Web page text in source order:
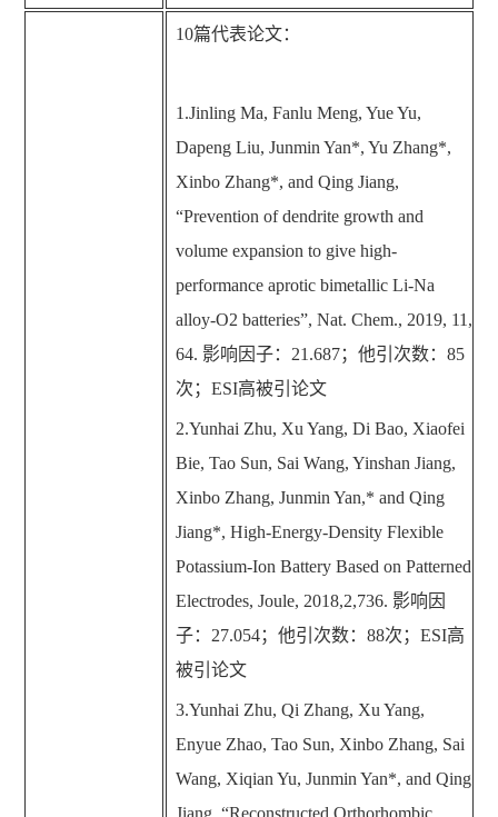
10篇代表论文：
1.Jinling Ma, Fanlu Meng, Yue Yu,
Dapeng Liu, Junmin Yan*, Yu Zhang*,
Xinbo Zhang*, and Qing Jiang,
“Prevention of dendrite growth and
volume expansion to give high-
performance aprotic bimetallic Li-Na
alloy-O2 batteries”, Nat. Chem., 2019, 11,
64. 影响因子： 21.687；他引次数： 85
次； ESI高被引论文
2.Yunhai Zhu, Xu Yang, Di Bao, Xiaofei
Bie, Tao Sun, Sai Wang, Yinshan Jiang,
Xinbo Zhang, Junmin Yan,* and Qing
Jiang*, High-Energy-Density Flexible
Potassium-Ion Battery Based on Patterned
Electrodes, Joule, 2018,2,736. 影响因
子： 27.054；他引次数： 88次； ESI高
被引论文
3.Yunhai Zhu, Qi Zhang, Xu Yang,
Enyue Zhao, Tao Sun, Xinbo Zhang, Sai
Wang, Xiqian Yu, Junmin Yan*, and Qing
Jiang, “Reconstructed Orthorhombic